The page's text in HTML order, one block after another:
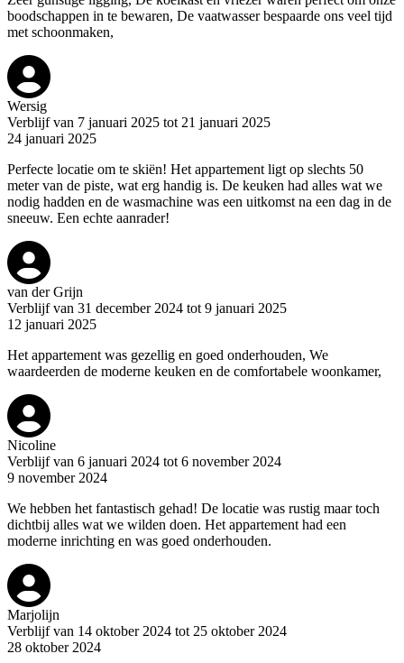
boodschappen in te bewaren, De vaatwasser bespaarde ons veel tijd
met schoonmaken,
Wersig
Verblijf van 7 januari 2025 tot 21 januari 2025
24 januari 2025
Perfecte locatie om te skiën! Het appartement ligt op slechts 50
meter van de piste, wat erg handig is. De keuken had alles wat we
nodig hadden en de wasmachine was een uitkomst na een dag in de
sneeuw. Een echte aanrader!
van der Grijn
Verblijf van 31 december 2024 tot 9 januari 2025
12 januari 2025
Het appartement was gezellig en goed onderhouden, We
waardeerden de moderne keuken en de comfortabele woonkamer,
Nicoline
Verblijf van 6 januari 2024 tot 6 november 2024
9 november 2024
We hebben het fantastisch gehad! De locatie was rustig maar toch
dichtbij alles wat we wilden doen. Het appartement had een
moderne inrichting en was goed onderhouden.
Marjolijn
Verblijf van 14 oktober 2024 tot 25 oktober 2024
28 oktober 2024